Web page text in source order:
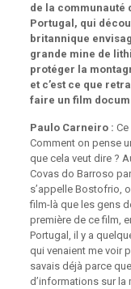
de la communauté
Portugal, qui
britannique
grande mine de
protéger la
et c’est ce que
faire un film
Paulo Carneiro :
Comment on pense
que cela veut dire ?
Covas do Barroso
s’appelle Bostofrio,
film-là que les gens
première de ce film,
Portugal, il y a
qui venaient me voir
savais déjà parce
d’informations sur la